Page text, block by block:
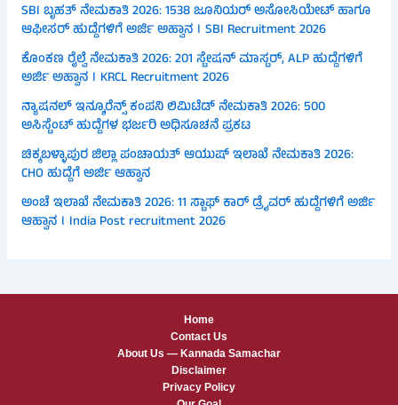
SBI ಬೃಹತ್ ನೇಮಕಾತಿ 2026: 1538 ಜೂನಿಯರ್ ಅಸೋಸಿಯೇಟ್ ಹಾಗೂ
ಆಫೀಸರ್ ಹುದ್ದೆಗಳಿಗೆ ಅರ್ಜಿ ಅಹ್ವಾನ । SBI Recruitment 2026
ಕೊಂಕಣ ರೈಲ್ವೆ ನೇಮಕಾತಿ 2026: 201 ಸ್ಟೇಷನ್ ಮಾಸ್ಟರ್, ALP ಹುದ್ದೆಗಳಿಗೆ
ಅರ್ಜಿ ಅಹ್ವಾನ । KRCL Recruitment 2026
ನ್ಯಾಷನಲ್ ಇನ್ಶೂರೆನ್ಸ್ ಕಂಪನಿ ಲಿಮಿಟೆಡ್ ನೇಮಕಾತಿ 2026: 500
ಅಸಿಸ್ಟೆಂಟ್ ಹುದ್ದೆಗಳ ಭರ್ಜರಿ ಅಧಿಸೂಚನೆ ಪ್ರಕಟ
ಚಿಕ್ಕಬಳ್ಳಾಪುರ ಜಿಲ್ಲಾ ಪಂಚಾಯತ್ ಆಯುಷ್ ಇಲಾಖೆ ನೇಮಕಾತಿ 2026:
CHO ಹುದ್ದೆಗೆ ಅರ್ಜಿ ಆಹ್ವಾನ
ಅಂಚೆ ಇಲಾಖೆ ನೇಮಕಾತಿ 2026: 11 ಸ್ಟಾಫ್ ಕಾರ್ ಡ್ರೈವರ್ ಹುದ್ದೆಗಳಿಗೆ ಅರ್ಜಿ
ಆಹ್ವಾನ । India Post recruitment 2026
Home
Contact Us
About Us — Kannada Samachar
Disclaimer
Privacy Policy